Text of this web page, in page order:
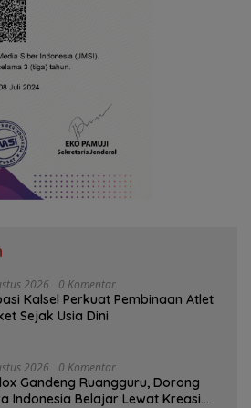
2026 0 Komentar
Kalsel Perkuat Pembinaan Atlet
Sejak Usia Dini
2026 0 Komentar
Gandeng Ruangguru, Dorong
Indonesia Belajar Lewat Kreasi